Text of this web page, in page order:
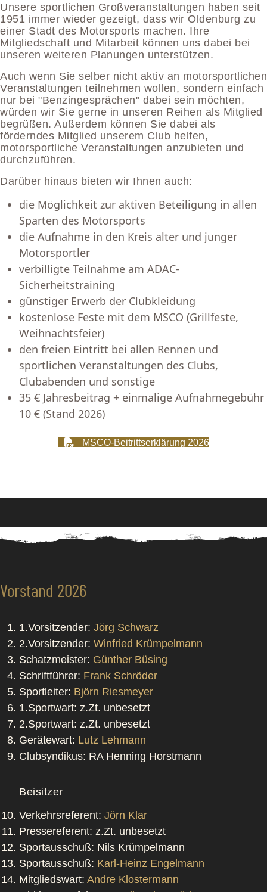
Unsere sportlichen Großveranstaltungen haben seit
1951 immer wieder gezeigt, dass wir Oldenburg zu
einer Stadt des Motorsports machen. Ihre
Mitgliedschaft und Mitarbeit können uns dabei bei
unseren weiteren Planungen unterstützen.
Auch wenn Sie selber nicht aktiv an motorsportlichen
Veranstaltungen teilnehmen wollen, sondern einfach
nur bei "Benzingesprächen" dabei sein möchten,
würden wir Sie gerne in unseren Reihen als Mitglied
begrüßen. Außerdem können Sie dabei als
förderndes Mitglied unserem Club helfen,
motorsportliche Veranstaltungen anzubieten und
durchzuführen.
Darüber hinaus bieten wir Ihnen auch:
die Möglichkeit zur aktiven Beteiligung in allen
Sparten des Motorsports
die Aufnahme in den Kreis alter und junger
Motorsportler
verbilligte Teilnahme am ADAC-
Sicherheitstraining
günstiger Erwerb der Clubkleidung
kostenlose Feste mit dem MSCO (Grillfeste,
Weihnachtsfeier)
den freien Eintritt bei allen Rennen und
sportlichen Veranstaltungen des Clubs,
Clubabenden und sonstige
35 € Jahresbeitrag + einmalige Aufnahmegebühr
10 € (Stand 2026)
MSCO-Beitrittserklärung 2026
Vorstand 2026
1.Vorsitzender: Jörg Schwarz
2.Vorsitzender: Winfried Krümpelmann
Schatzmeister: Günther Büsing
Schriftführer: Frank Schröder
Sportleiter: Björn Riesmeyer
1.Sportwart: z.Zt. unbesetzt
2.Sportwart: z.Zt. unbesetzt
Gerätewart: Lutz Lehmann
Clubsyndikus: RA Henning Horstmann
Beisitzer
Verkehrsreferent: Jörn Klar
Pressereferent: z.Zt. unbesetzt
Sportausschuß: Nils Krümpelmann
Sportausschuß: Karl-Heinz Engelmann
Mitgliedswart: Andre Klostermann